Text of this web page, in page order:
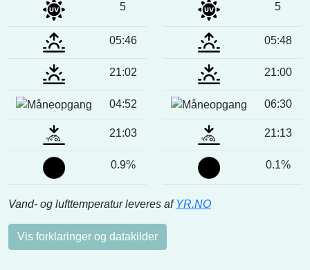
5
05:46
21:02
04:52
21:03
0.9%
5
05:48
21:00
06:30
21:13
0.1%
Vand- og lufttemperatur leveres afYR.NO
Vis forklaringer og datakilder